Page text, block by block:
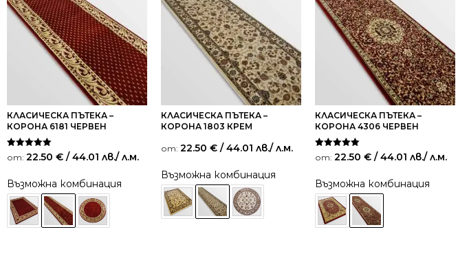
КЛАСИЧЕСКА ПЪТЕКА –
КОРОНА 6181 ЧЕРВЕН
Оценено на
5.00
от: 22.50 € / 44.01 лв./ л.м.
Възможна комбинация
КЛАСИЧЕСКА ПЪТЕКА –
КОРОНА 1803 КРЕМ
от: 22.50 € / 44.01 лв./ л.м.
Възможна комбинация
КЛАСИЧЕСКА ПЪТЕКА –
КОРОНА 4306 ЧЕРВЕН
Оценено на
5.00
от: 22.50 € / 44.01 лв./ л.м.
Възможна комбинация